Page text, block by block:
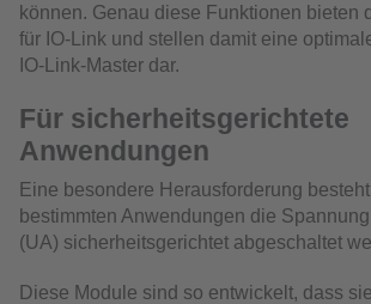
können. Genau diese Funktionen bieten
für IO-Link und stellen damit eine
IO-Link-Master dar.
Für sicherheitsgerichtete
Anwendungen
Eine besondere Herausforderung
bestimmten Anwendungen die
(UA) sicherheitsgerichtet abgeschaltet
Diese Module sind so entwickelt, dass